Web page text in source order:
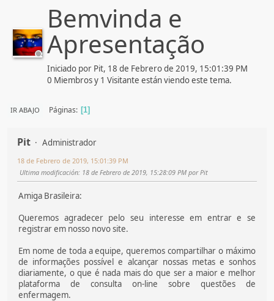
Bemvinda e
Apresentação
Iniciado por Pit, 18 de Febrero de 2019, 15:01:39 PM
0 Miembros y 1 Visitante están viendo este tema.
IR ABAJO Páginas 1
Pit Administrador
18 de Febrero de 2019, 15:01:39 PM
Ultima modificación: 18 de Febrero de 2019, 15:28:09 PM por Pit
Amiga Brasileira:
Queremos agradecer pelo seu interesse em entrar e se
registrar em nosso novo site.
Em nome de toda a equipe, queremos compartilhar o máximo
de informações possível e alcançar nossas metas e sonhos
diariamente, o que é nada mais do que ser a maior e melhor
plataforma de consulta on-line sobre questões de
enfermagem.